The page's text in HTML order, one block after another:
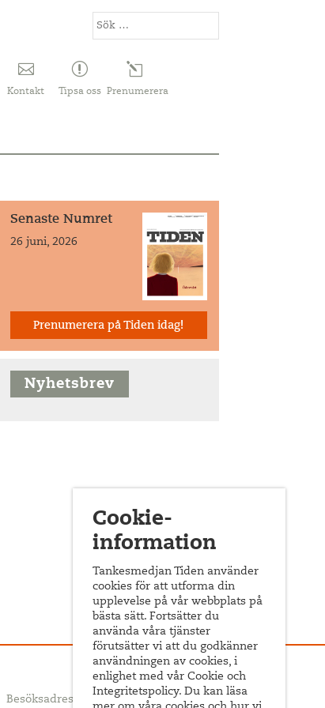
Kontakt Tipsa oss Prenumerera
Senaste Numret
26 juni, 2026
Prenumerera på Tiden idag!
Nyhetsbrev
Besöksadress: Sveavägen 68
Cookie-
information
Tankesmedjan Tiden använder
cookies för att utforma din
upplevelse på vår webbplats på
bästa sätt. Fortsätter du
använda våra tjänster
förutsätter vi att du godkänner
användningen av cookies, i
enlighet med vår Cookie och
Integritetspolicy. Du kan läsa